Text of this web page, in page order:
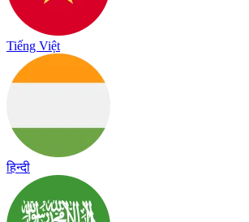
Tiếng Việt
हिन्दी